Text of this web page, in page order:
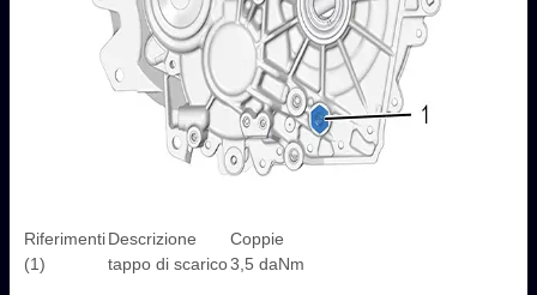
RiferimentiDescrizione
Coppie
(1)
tappo di scarico3,5 daNm